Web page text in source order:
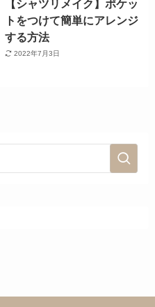
【シャツリメイク】ポケッ
トをつけて簡単にアレンジ
する方法
2022年7月3日